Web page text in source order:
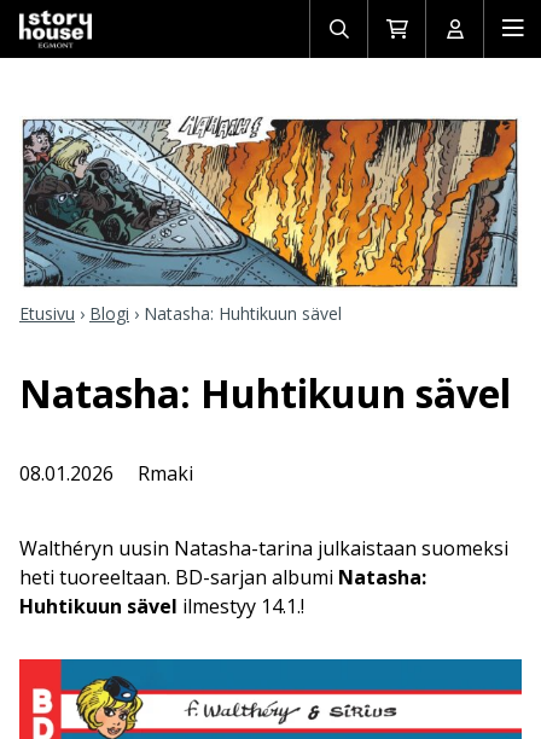
Avaa/sulje
haku
Siirry
ostoskoriin
Avaa/
Etusivu › Blogi › Natasha: Huhtikuun sävel
Natasha: Huhtikuun sävel
08.01.2026 Rmaki
Walthéryn uusin Natasha-tarina julkaistaan suomeksi
heti tuoreeltaan. BD-sarjan albumi Natasha:
Huhtikuun sävel ilmestyy 14.1.!